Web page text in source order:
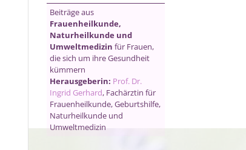
Beiträge aus
Frauenheilkunde,
Naturheilkunde und
Umweltmedizin für Frauen,
die sich um ihre Gesundheit
kümmern
Herausgeberin: Prof. Dr.
Ingrid Gerhard, Fachärztin für
Frauenheilkunde, Geburtshilfe,
Naturheilkunde und
Umweltmedizin